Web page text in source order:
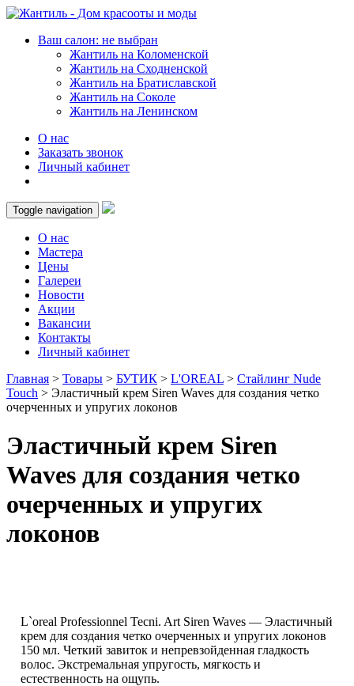
Ваш салон: не выбран
Жантиль на Коломенской
Жантиль на Сходненской
Жантиль на Братиславской
Жантиль на Соколе
Жантиль на Ленинском
О нас
Заказать звонок
Личный кабинет
Toggle navigation
О нас
Мастера
Цены
Галереи
Новости
Акции
Вакансии
Контакты
Личный кабинет
Главная > Товары > БУТИК > L'OREAL > Стайлинг Nude
Touch > Эластичный крем Siren Waves для создания четко
очерченных и упругих локонов
Эластичный крем Siren
Waves для создания четко
очерченных и упругих
локонов
L`oreal Professionnel Tecni. Art Siren Waves — Эластичный
крем для создания четко очерченных и упругих локонов
150 мл. Четкий завиток и непревзойденная гладкость
волос. Экстремальная упругость, мягкость и
естественность на ощупь.